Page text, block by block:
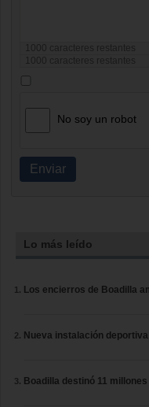
caracteres restantes
caracteres restantes
No soy un robot
Enviar
Lo más leído
Los encierros de Boadilla
Nueva instalación
Boadilla destinó 11